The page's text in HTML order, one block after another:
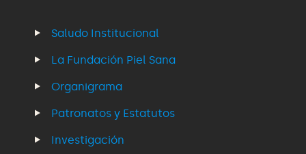
Saludo Institucional
La Fundación Piel Sana
Organigrama
Patronatos y Estatutos
Investigación